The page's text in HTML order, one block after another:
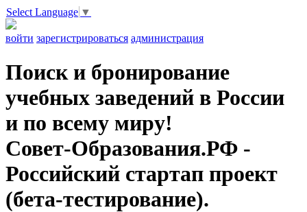
Select Language ▼
войти зарегистрироваться администрация
Поиск и бронирование
учебных заведений в России
и по всему миру!
Совет-Образования.РФ -
Российский стартап проект
(бета-тестирование).